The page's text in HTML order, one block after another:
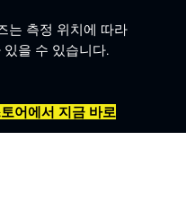
는 측정 위치에 따라
있을 수 있습니다.
어에서 지금 바로